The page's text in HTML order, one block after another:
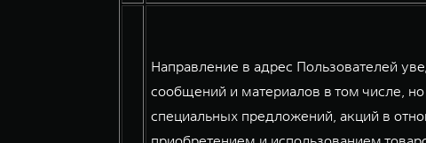
Направление в адрес Пользователей
сообщений и материалов в том числе,
специальных предложений, акций в